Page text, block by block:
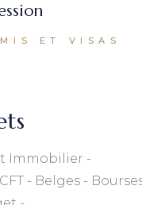
ET VISAS
Immobilier
Belges